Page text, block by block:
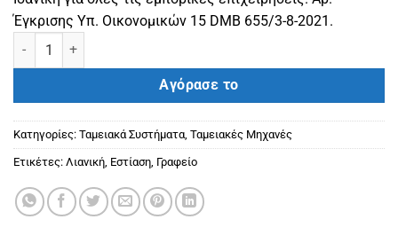
Έγκρισης Υπ. Οικονομικών 15 DMB 655/3-8-2021.
Ταμειακή μηχανή Mirka Plus μαύρη. ποσότητα
Αγόρασε το
Κατηγορίες: Ταμειακά Συστήματα, Ταμειακές Μηχανές
Ετικέτες: Λιανική, Εστίαση, Γραφείο